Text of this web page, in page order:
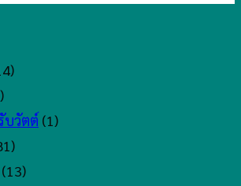
บวัตต์ (1)
(13)